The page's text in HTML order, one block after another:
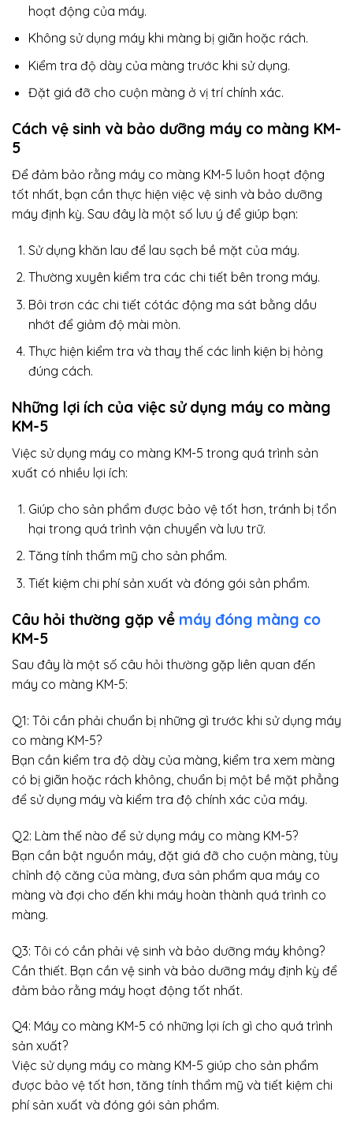
hoạt động của máy.
Không sử dụng máy khi màng bị giãn hoặc rách.
Kiểm tra độ dày của màng trước khi sử dụng.
Đặt giá đỡ cho cuộn màng ở vị trí chính xác.
Cách vệ sinh và bảo dưỡng máy co màng KM-
5
Để đảm bảo rằng máy co màng KM-5 luôn hoạt động
tốt nhất, bạn cần thực hiện việc vệ sinh và bảo dưỡng
máy định kỳ. Sau đây là một số lưu ý để giúp bạn:
Sử dụng khăn lau để lau sạch bề mặt của máy.
Thường xuyên kiểm tra các chi tiết bên trong máy.
Bôi trơn các chi tiết cótác động ma sát bằng dầu
nhớt để giảm độ mài mòn.
Thực hiện kiểm tra và thay thế các linh kiện bị hỏng
đúng cách.
Những lợi ích của việc sử dụng máy co màng
KM-5
Việc sử dụng máy co màng KM-5 trong quá trình sản
xuất có nhiều lợi ích:
Giúp cho sản phẩm được bảo vệ tốt hơn, tránh bị tổn
hại trong quá trình vận chuyển và lưu trữ.
Tăng tính thẩm mỹ cho sản phẩm.
Tiết kiệm chi phí sản xuất và đóng gói sản phẩm.
Câu hỏi thường gặp về máy đóng màng co
KM-5
Sau đây là một số câu hỏi thường gặp liên quan đến
máy co màng KM-5:
Q1: Tôi cần phải chuẩn bị những gì trước khi sử dụng máy
co màng KM-5?
Bạn cần kiểm tra độ dày của màng, kiểm tra xem màng
có bị giãn hoặc rách không, chuẩn bị một bề mặt phẳng
để sử dụng máy và kiểm tra độ chính xác của máy.
Q2: Làm thế nào để sử dụng máy co màng KM-5?
Bạn cần bật nguồn máy, đặt giá đỡ cho cuộn màng, tùy
chỉnh độ căng của màng, đưa sản phẩm qua máy co
màng và đợi cho đến khi máy hoàn thành quá trình co
màng.
Q3: Tôi có cần phải vệ sinh và bảo dưỡng máy không?
Cần thiết. Bạn cần vệ sinh và bảo dưỡng máy định kỳ để
đảm bảo rằng máy hoạt động tốt nhất.
Q4: Máy co màng KM-5 có những lợi ích gì cho quá trình
sản xuất?
Việc sử dụng máy co màng KM-5 giúp cho sản phẩm
được bảo vệ tốt hơn, tăng tính thẩm mỹ và tiết kiệm chi
phí sản xuất và đóng gói sản phẩm.